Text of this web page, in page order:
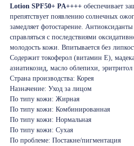
Lotion SPF50+ PA++++ обеспечивает
препятствует появлению солнечных
замедляет фотостарение.
справляться с последствиями
молодость кожи. Впитывается без
Содержит токоферол (витамин E),
азиатикозид, масло облепихи,
Страна производства: Корея
Назначение: Уход за лицом
По типу кожи: Жирная
По типу кожи: Комбинированная
По типу кожи: Нормальная
По типу кожи: Сухая
По проблеме: Постакне/пигментация